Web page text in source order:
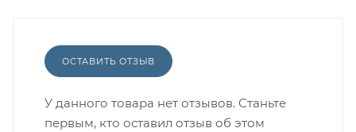
ОСТАВИТЬ ОТЗЫВ
У данного товара нет отзывов. Станьте
первым, кто оставил отзыв об этом